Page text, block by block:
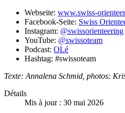
Webseite: www.swiss-
Facebook-Seite: Swiss
Instagram: @swissorienteering
YouTube: @swissoteam
Podcast: OLé
Hashtag: #swissoteam
Texte: Annalena Schmid, photos:
Détails
Mis à jour : 30 mai 2026